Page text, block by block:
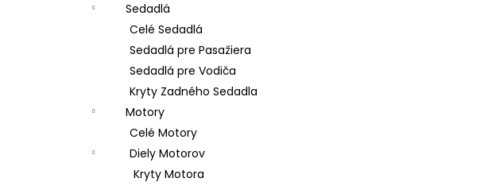
Sedadlá
Celé Sedadlá
Sedadlá pre Pasažiera
Sedadlá pre Vodiča
Kryty Zadného Sedadla
Motory
Celé Motory
Diely Motorov
Kryty Motora